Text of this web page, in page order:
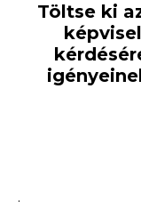
Töltse ki
.